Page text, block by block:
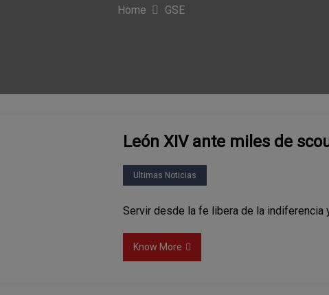
Home GSE
León XIV ante miles de
Ultimas Noticias
Servir desde la fe libera de la indiferencia
Know More